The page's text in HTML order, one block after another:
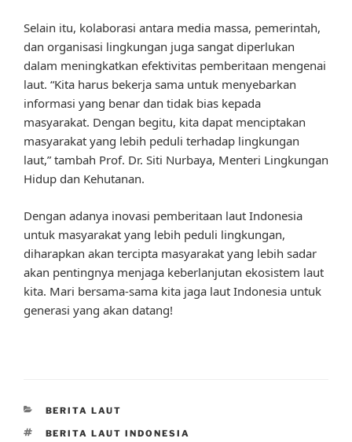
Selain itu, kolaborasi antara media massa, pemerintah,
dan organisasi lingkungan juga sangat diperlukan
dalam meningkatkan efektivitas pemberitaan mengenai
laut. “Kita harus bekerja sama untuk menyebarkan
informasi yang benar dan tidak bias kepada
masyarakat. Dengan begitu, kita dapat menciptakan
masyarakat yang lebih peduli terhadap lingkungan
laut,” tambah Prof. Dr. Siti Nurbaya, Menteri Lingkungan
Hidup dan Kehutanan.
Dengan adanya inovasi pemberitaan laut Indonesia
untuk masyarakat yang lebih peduli lingkungan,
diharapkan akan tercipta masyarakat yang lebih sadar
akan pentingnya menjaga keberlanjutan ekosistem laut
kita. Mari bersama-sama kita jaga laut Indonesia untuk
generasi yang akan datang!
CATEGORIES
BERITA LAUT
TAGS
BERITA LAUT INDONESIA